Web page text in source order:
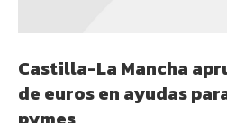
Castilla-La Mancha
de euros en ayudas